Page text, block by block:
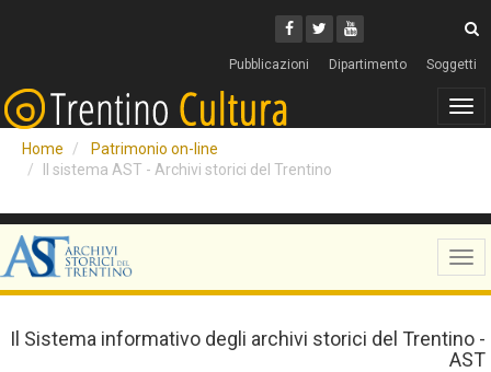
Facebook
Twitter
Youtube
Pubblicazioni Dipartimento Soggetti
Home
Patrimonio on-line
Il sistema AST - Archivi storici del Trentino
Il Sistema informativo degli archivi storici del Trentino -
AST